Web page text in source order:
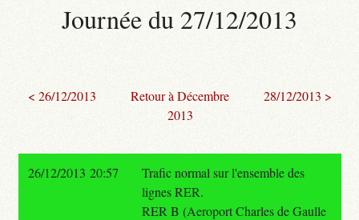
Journée du 27/12/2013
< 26/12/2013
Retour à Décembre
2013
28/12/2013 >
26/12/2013 20:57
Trafic normal sur l'ensemble des
lignes RER.
RER B (Aeroport Charles de Gaulle